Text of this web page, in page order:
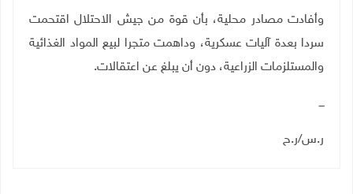
وأفادت مصادر محلية، بأن قوة من جيش الاحتلال اقتحمت
سردا بعدة آليات عسكرية، وداهمت متجرا لبيع المواد الغذائية
والمستلزمات الزراعية، دون أن يبلغ عن اعتقالات.
ـــ
ر.س/ر.ح